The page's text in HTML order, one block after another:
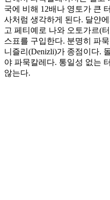
국에 비해 12배나 영토가 큰
사처럼 생각하게 된다. 달얀
고 페티예로 나와 오토가르(
스표를 구입한다. 분명히 파
니즐리(Denizli)가 종점이다.
야 파묵칼레다. 통일성 없는
않는다.